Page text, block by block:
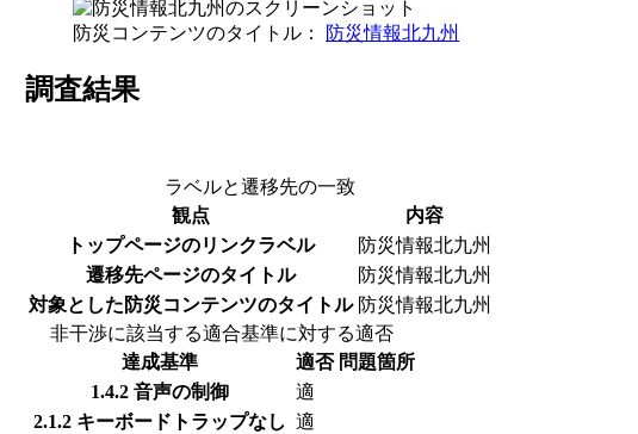
防災コンテンツのタイトル： 防災情報北九州
調査結果
ラベルと遷移先の一致
観点
内容
トップページのリンクラベル
防災情報北九州
遷移先ページのタイトル
防災情報北九州
対象とした防災コンテンツのタイトル 防災情報北九州
非干渉に該当する適合基準に対する適否
達成基準
適否 問題箇所
1.4.2 音声の制御
適
2.1.2 キーボードトラップなし
適